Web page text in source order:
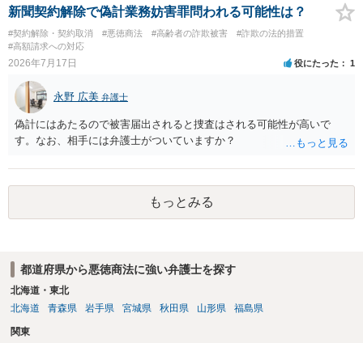
運営会社にはそのようなスタンスの事業者もいます）であれば結論は
新聞契約解除で偽計業務妨害罪問われる可能性は？
#契約解除・契約取消 #悪徳商法 #高齢者の詐欺被害
#詐欺の法的措置
#高額請求への対応
2026年7月17日 役にたった 1
永野 広美 弁護士
偽計にはあたるので被害届出されると捜査はされる可能性が高いで
す。なお、相手には弁護士がついていますか？
もっとみる
都道府県から悪徳商法に強い弁護士を探す
北海道・東北
北海道
青森県 岩手県 宮城県 秋田県 山形県 福島県
関東